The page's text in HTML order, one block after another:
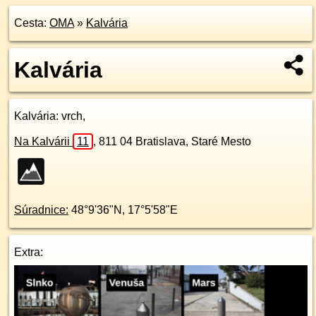
Cesta: OMA» Kalvária
Kalvária
Kalvária: vrch,
Na Kalvárii 11 , 811 04 Bratislava, Staré Mesto
Súradnice: 48°9'36"N , 17°5'58"E
Extra: